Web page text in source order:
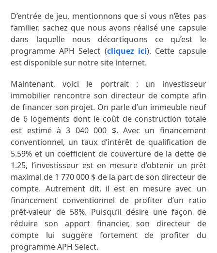
D’entrée de jeu, mentionnons que si vous n’êtes pas
familier, sachez que nous avons réalisé une capsule
dans laquelle nous décortiquons ce qu’est le
programme APH Select (cliquez ici). Cette capsule
est disponible sur notre site internet.
Maintenant, voici le portrait : un investisseur
immobilier rencontre son directeur de compte afin
de financer son projet. On parle d’un immeuble neuf
de 6 logements dont le coût de construction totale
est estimé à 3 040 000 $. Avec un financement
conventionnel, un taux d’intérêt de qualification de
5.59% et un coefficient de couverture de la dette de
1.25, l’investisseur est en mesure d’obtenir un prêt
maximal de 1 770 000 $ de la part de son directeur de
compte. Autrement dit, il est en mesure avec un
financement conventionnel de profiter d’un ratio
prêt-valeur de 58%. Puisqu’il désire une façon de
réduire son apport financier, son directeur de
compte lui suggère fortement de profiter du
programme APH Select.